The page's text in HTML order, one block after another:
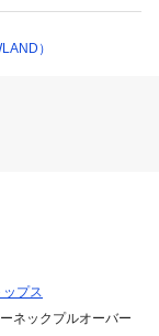
が出てきます。
）
ップス
ネックプルオーバー